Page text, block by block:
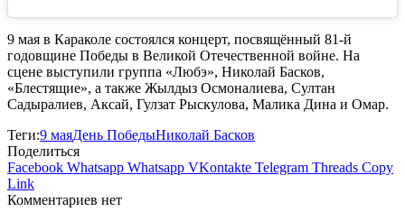
9 мая в Караколе состоялся концерт, посвящённый 81‑й
годовщине Победы в Великой Отечественной войне. На
сцене выступили группа «Любэ», Николай Басков,
«Блестящие», а также Жылдыз Осмоналиева, Султан
Садыралиев, Аксай, Гулзат Рыскулова, Малика Дина и Омар.
Теги:9 маяДень ПобедыНиколай Басков
Поделиться
Facebook Whatsapp Whatsapp VKontakte Telegram Threads Copy
Link
Комментариев нет